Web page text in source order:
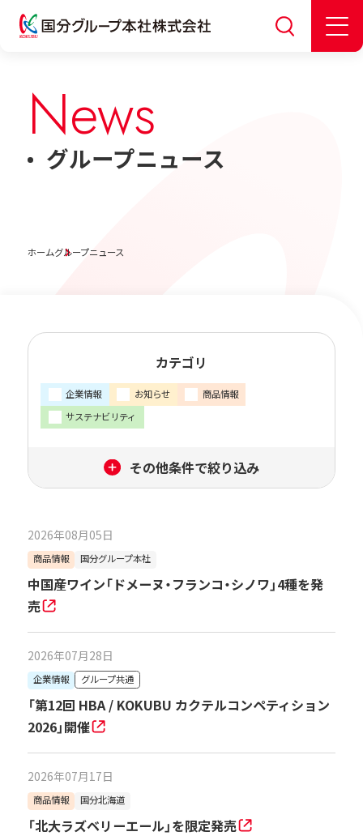
News
グループニュース
ホームグループニュース
カテゴリ
企業情報 お知らせ
商品情報
サステナビリティ
グループ共通 国分グループ本社
国分北海道
国分フレッシュ・フードトランス
新潟酒販
デリシャス・クック
ロジストラスト・パートナーズ
T&Dロジテム
公開年
すべて 2026年
2023年
2026年08月05日
商品情報 国分グループ本社
中国産ワイン「ドメーヌ・フランコ・シノワ」4種を発
売
2026年07月28日
企業情報 グループ共通
「第12回 HBA / KOKUBU カクテルコンペティション
2026」開催
2026年07月17日
商品情報 国分北海道
「北大ラズベリーエール」を限定発売